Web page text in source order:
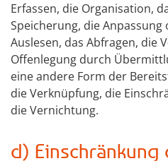
Erfassen, die Organisation,
Speicherung, die
Auslesen, das Abfragen, die
Offenlegung durch
eine andere Form der
die Verknüpfung, die
die Vernichtung.
d) Einschränkung